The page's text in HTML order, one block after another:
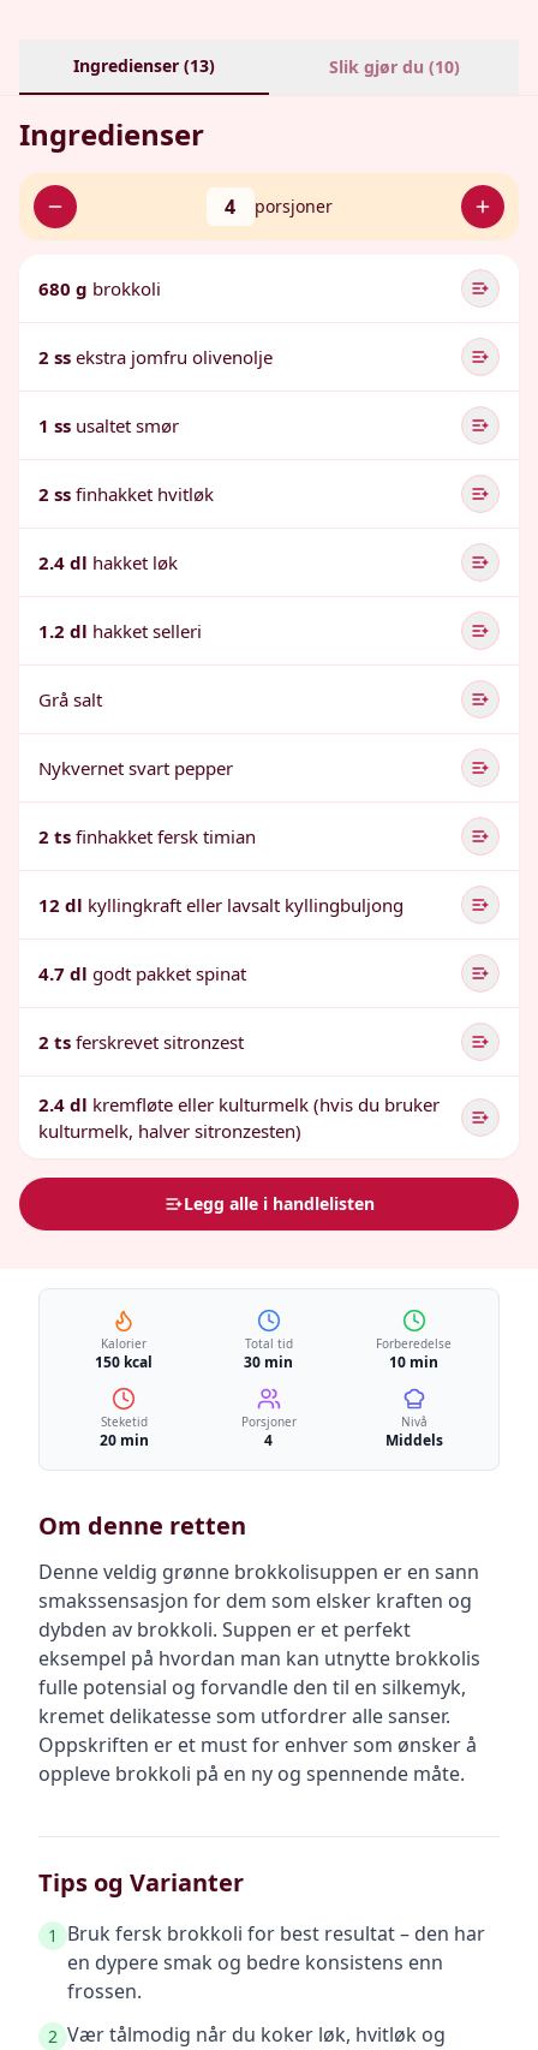
Ingredienser (13) Slik gjør du (10)
Ingredienser
4 porsjoner
680 g brokkoli
2 ss ekstra jomfru olivenolje
1 ss usaltet smør
2 ss finhakket hvitløk
2.4 dl hakket løk
1.2 dl hakket selleri
Grå salt
Nykvernet svart pepper
2 ts finhakket fersk timian
12 dl kyllingkraft eller lavsalt kyllingbuljong
4.7 dl godt pakket spinat
2 ts ferskrevet sitronzest
2.4 dl kremfløte eller kulturmelk (hvis du bruker
kulturmelk, halver sitronzesten)
Legg alle i handlelisten
Kalorier
150 kcal
Total tid
30 min
Forberedelse
10 min
Steketid
20 min
Porsjoner
4
Nivå
Middels
Om denne retten
Denne veldig grønne brokkolisuppen er en sann
smakssensasjon for dem som elsker kraften og
dybden av brokkoli. Suppen er et perfekt
eksempel på hvordan man kan utnytte brokkolis
fulle potensial og forvandle den til en silkemyk,
kremet delikatesse som utfordrer alle sanser.
Oppskriften er et must for enhver som ønsker å
oppleve brokkoli på en ny og spennende måte.
Tips og Varianter
1
Bruk fersk brokkoli for best resultat – den har
en dypere smak og bedre konsistens enn
frossen.
2 Vær tålmodig når du koker løk, hvitløk og